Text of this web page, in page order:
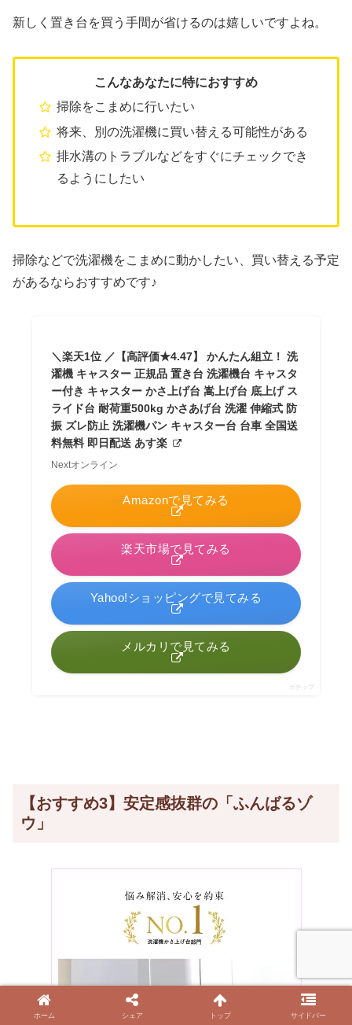
新しく置き台を買う手間が省けるのは嬉しいですよね。
こんなあなたに特におすすめ
掃除をこまめに行いたい
将来、別の洗濯機に買い替える可能性がある
排水溝のトラブルなどをすぐにチェックでき
るようにしたい
掃除などで洗濯機をこまめに動かしたい、買い替える予定
があるならおすすめです♪
＼楽天1位 ／【高評価★4.47】 かんたん組立！ 洗
濯機 キャスター 正規品 置き台 洗濯機台 キャスタ
ー付き キャスター かさ上げ台 嵩上げ台 底上げ ス
ライド台 耐荷重500kg かさあげ台 洗濯 伸縮式 防
振 ズレ防止 洗濯機パン キャスター台 台車 全国送
料無料 即日配送 あす楽
Nextオンライン
Amazonで見てみる
楽天市場で見てみる
Yahoo!ショッピングで見てみる
メルカリで見てみる
ポチップ
【おすすめ3】安定感抜群の「ふんばるゾ
ウ」
ホーム シェア トップ サイドバー